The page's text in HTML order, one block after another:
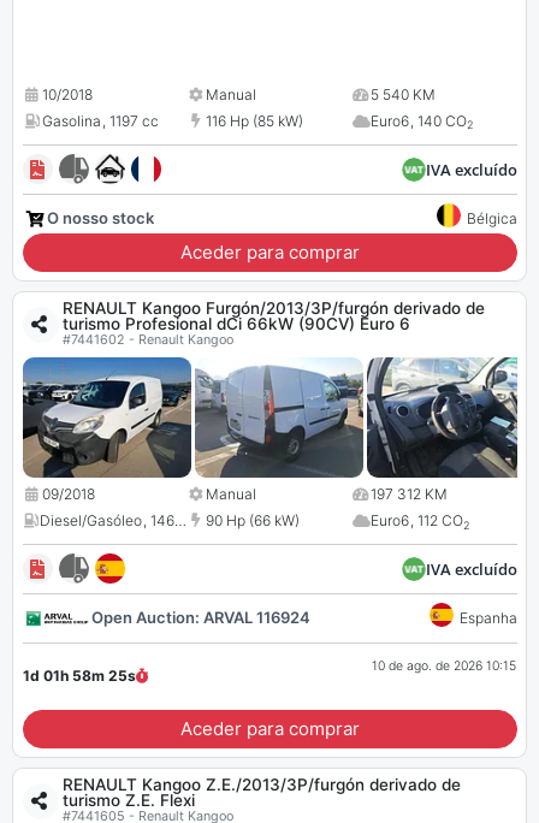
10/2018 Manual
5 540 KM
Gasolina, 1197 cc 116 Hp (85 kW) Euro6, 140 CO2
IVA excluído
O nosso stock Bélgica
Aceder para comprar
RENAULT Kangoo Furgón/2013/3P/furgón derivado de
turismo Profesional dCi 66kW (90CV) Euro 6
#7441602 - Renault Kangoo
09/2018 Manual
197 312 KM
Diesel/Gasóleo, 1461 cc 90 Hp (66 kW) Euro6, 112 CO2
IVA excluído
Open Auction: ARVAL 116924 Espanha
1d 01h 58m 25s
10 de ago. de 2026 10:15
Aceder para comprar
RENAULT Kangoo Z.E./2013/3P/furgón derivado de
turismo Z.E. Flexi
#7441605 - Renault Kangoo